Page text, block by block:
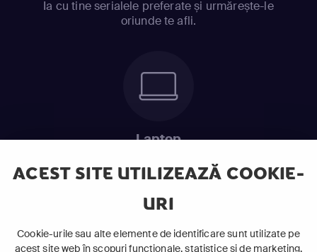
ACEST SITE UTILIZEAZĂ COOKIE-
URI
Cookie-urile sau alte elemente de identificare sunt utilizate pe
acest site web în scopuri funcționale, statistice și de marketing,
Ia cu tine serialele preferate și urmărește-le
oriunde te afli.
Laptop
ABONEAZĂ-TE ACUM